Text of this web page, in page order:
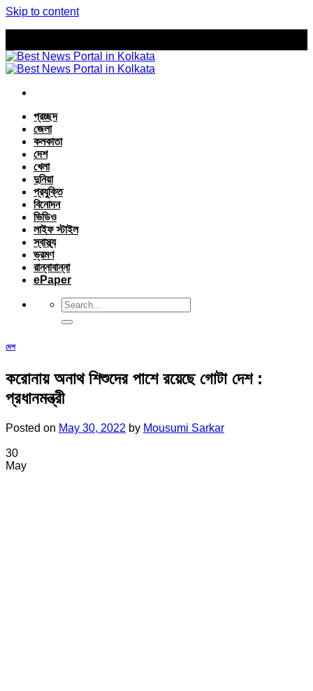
Skip to content
প্রচ্ছদ
জেলা
কলকাতা
দেশ
খেলা
দুনিয়া
প্রযুক্তি
বিনোদন
ভিডিও
লাইফ স্টাইল
স্বাস্থ্য
ভ্রমণ
রান্নাবান্না
ePaper
দেশ
করোনায় অনাথ শিশুদের পাশে রয়েছে গোটা দেশ :
প্রধানমন্ত্রী
Posted on May 30, 2022 by Mousumi Sarkar
30
May